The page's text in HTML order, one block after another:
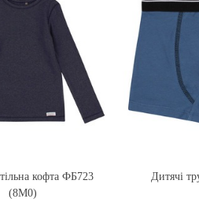
кофта ФБ723
(8M0)
Дитячі